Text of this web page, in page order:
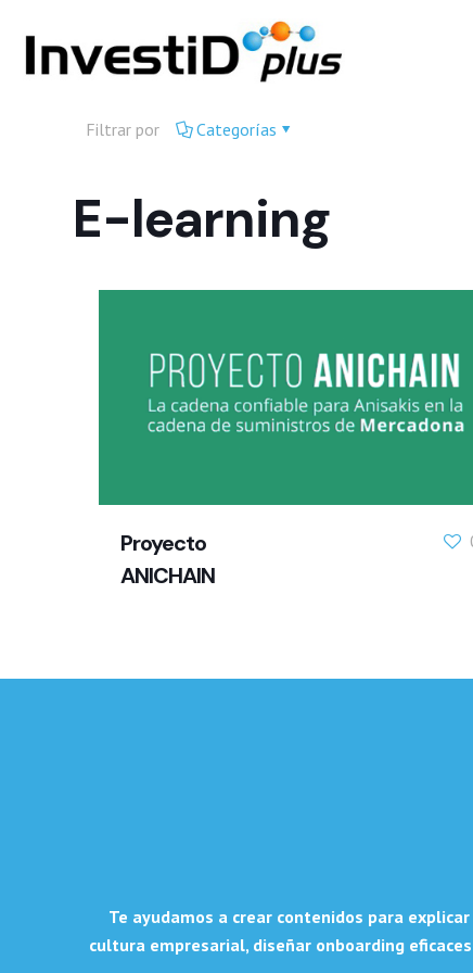
Filtrar por Categorías
E-learning
Proyecto
ANICHAIN
Te ayudamos a crear contenidos para
cultura empresarial, diseñar onboarding